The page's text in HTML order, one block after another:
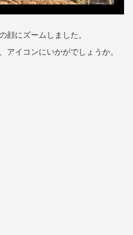
顔にズームしました。
アイコンにいかがでしょうか。